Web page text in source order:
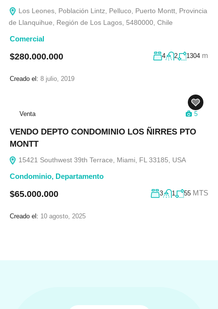
Los Leones, Población Lintz, Pelluco, Puerto Montt, Provincia
de Llanquihue, Región de Los Lagos, 5480000, Chile
Comercial
$280.000.000 4 2 1304 m
Creado el: 8 julio, 2019
Venta 5
VENDO DEPTO CONDOMINIO LOS ÑIRRES PTO
MONTT
15421 Southwest 39th Terrace, Miami, FL 33185, USA
Condominio, Departamento
$65.000.000 3 1 55 MTS
Creado el: 10 agosto, 2025